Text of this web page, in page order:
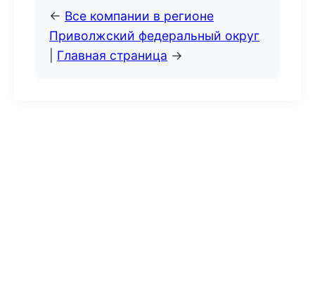
← Все компании в регионе
Приволжский федеральный округ
Главная страница →